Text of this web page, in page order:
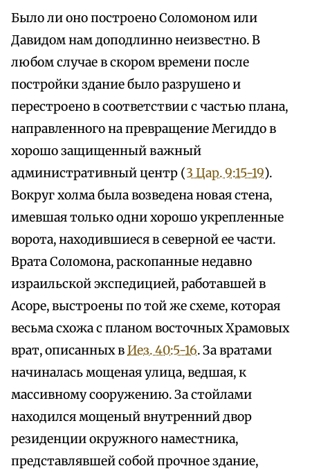
Было ли оно построено Соломоном или
Давидом нам доподлинно неизвестно. В
любом случае в скором времени после
постройки здание было разрушено и
перестроено в соответствии с частью плана,
направленного на превращение Мегиддо в
хорошо защищенный важный
административный центр (3 Цар. 9:15-19).
Вокруг холма была возведена новая стена,
имевшая только одни хорошо укрепленные
ворота, находившиеся в северной ее части.
Врата Соломона, раскопанные недавно
израильской экспедицией, работавшей в
Асоре, выстроены по той же схеме, которая
весьма схожа с планом восточных Храмовых
врат, описанных вИез. 40:5-16. За вратами
начиналась мощеная улица, ведшая, к
массивному сооружению. За стойлами
находился мощеный внутренний двор
резиденции окружного наместника,
представлявшей собой прочное здание,